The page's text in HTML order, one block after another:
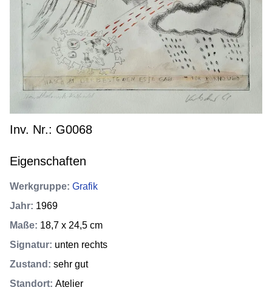
Inv. Nr.: G0068
Eigenschaften
Werkgruppe: Grafik
Jahr: 1969
Maße: 18,7 x 24,5 cm
Signatur: unten rechts
Zustand : sehr gut
Standort: Atelier